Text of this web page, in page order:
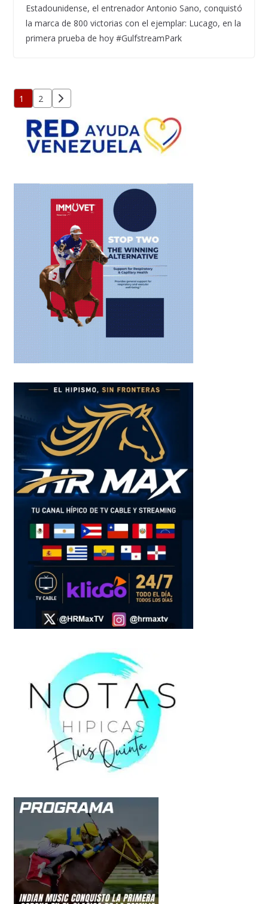
Estadounidense, el entrenador Antonio Sano, conquistó
la marca de 800 victorias con el ejemplar: Lucago, en la
primera prueba de hoy #GulfstreamPark
Paginación
de
entradas
1 2